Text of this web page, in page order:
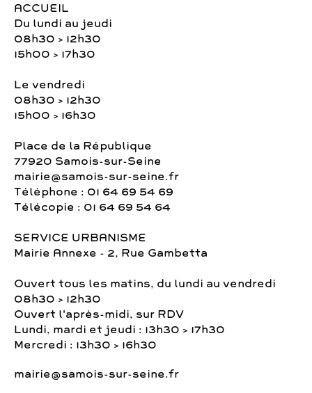
ACCUEIL
Du lundi au jeudi
08h30 > 12h30
15h00 > 17h30
Le vendredi
08h30 > 12h30
15h00 > 16h30
Place de la République
77920 Samois-sur-Seine
mairie@samois-sur-seine.fr
Téléphone : 01 64 69 54 69
Télécopie : 01 64 69 54 64
SERVICE URBANISME
Mairie Annexe - 2, Rue Gambetta
Ouvert tous les matins, du lundi au vendredi
08h30 > 12h30
Ouvert l'après-midi, sur RDV
Lundi, mardi et jeudi : 13h30 > 17h30
Mercredi : 13h30 > 16h30
mairie@samois-sur-seine.fr